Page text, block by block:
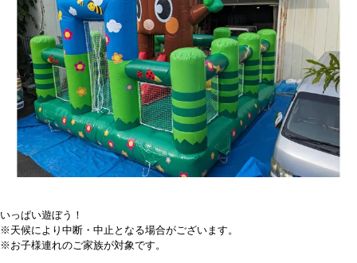
いっぱい遊ぼう！
※天候により中断・中止となる場合がございます。
※お子様連れのご家族が対象です。